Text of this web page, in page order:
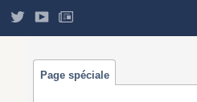
Page spéciale